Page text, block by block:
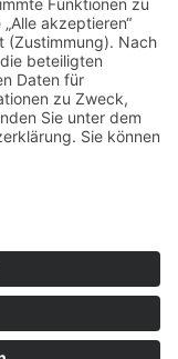
Uhr und 14:00 –
uns:
11:30 Uhr
Ilona Wild •
| All Rights